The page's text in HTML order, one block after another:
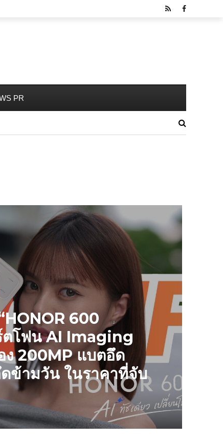
PR
600
ตโฟน AI Imaging
200MP แบตอึด
ข้ามวัน ในราคาที่จับ